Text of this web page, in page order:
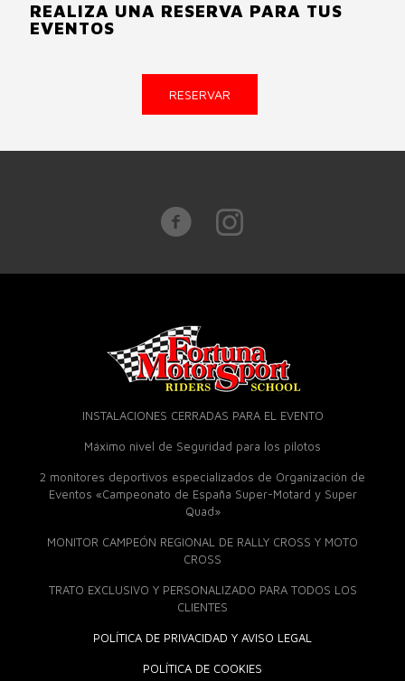
REALIZA UNA RESERVA PARA TUS
EVENTOS
RESERVAR
INSTALACIONES CERRADAS PARA EL EVENTO
Máximo nivel de Seguridad para los pilotos
2 monitores deportivos especializados de Organización de
Eventos «Campeonato de España Super-Motard y Super
Quad»
MONITOR CAMPEÓN REGIONAL DE RALLY CROSS Y MOTO
CROSS
TRATO EXCLUSIVO Y PERSONALIZADO PARA TODOS LOS
CLIENTES
POLÍTICA DE PRIVACIDAD Y AVISO LEGAL
POLÍTICA DE COOKIES